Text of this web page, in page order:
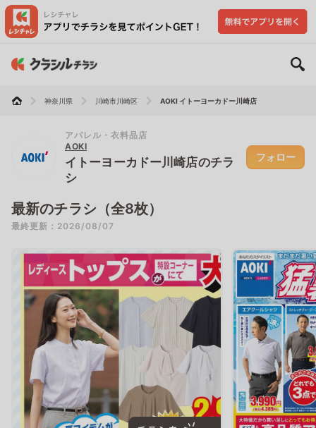
神奈川県 川崎市川崎区 AOKI イトーヨーカドー川崎店
アパレル・衣料品店
AOKI
イトーヨーカドー川崎店のチラ
シ
フォロー
最新のチラシ（全8枚）
最終更新：2026/08/07